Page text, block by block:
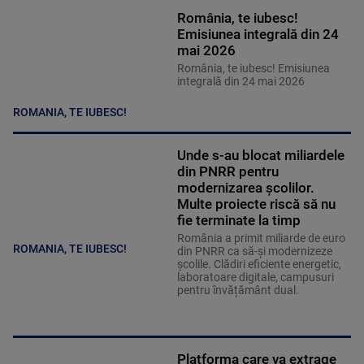
ROMANIA, TE IUBESC!
România, te iubesc!
Emisiunea integrală din 24
mai 2026
România, te iubesc! Emisiunea
integrală din 24 mai 2026
ROMANIA, TE IUBESC!
Unde s-au blocat miliardele
din PNRR pentru
modernizarea școlilor.
Multe proiecte riscă să nu
fie terminate la timp
România a primit miliarde de euro
din PNRR ca să-și modernizeze
școlile. Clădiri eficiente energetic,
laboratoare digitale, campusuri
pentru învățământ dual.
Platforma care va extrage